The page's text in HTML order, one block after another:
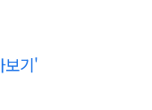
보기'